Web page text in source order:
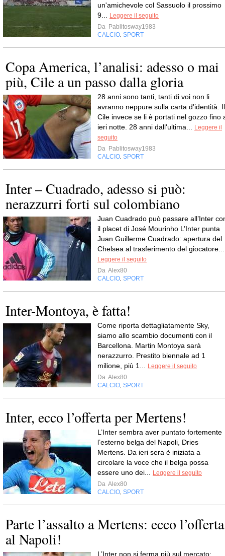
un'amichevole col Sassuolo il prossimo
9... Leggere il seguito
Da Pablitosway1983
CALCIO, SPORT
Copa America, l’analisi: adesso o mai
più, Cile a un passo dalla gloria
28 anni sono tanti, tanti di voi non li
avranno neppure sulla carta d'identità. Il
Cile invece se li è portati nel gozzo fino
ieri notte. 28 anni dall'ultima... Leggere il
seguito
Da Pablitosway1983
CALCIO, SPORT
Inter – Cuadrado, adesso si può:
nerazzurri forti sul colombiano
Juan Cuadrado può passare all’Inter
il placet di José Mourinho L’Inter punta
Juan Guillerme Cuadrado: apertura del
Chelsea al trasferimento del
Leggere il seguito
Da Alex80
CALCIO, SPORT
Inter-Montoya, è fatta!
Come riporta dettagliatamente Sky,
siamo allo scambio documenti con il
Barcellona. Martin Montoya sarà
nerazzurro. Prestito biennale ad 1
milione, più 1... Leggere il seguito
Da Alex80
CALCIO, SPORT
Inter, ecco l’offerta per Mertens!
L’Inter sembra aver puntato fortemente
l’esterno belga del Napoli, Dries
Mertens. Da ieri sera è iniziata a
circolare la voce che il belga possa
essere uno dei... Leggere il seguito
Da Alex80
CALCIO, SPORT
Parte l’assalto a Mertens: ecco l’offerta
al Napoli!
L’Inter non si ferma più sul mercato: